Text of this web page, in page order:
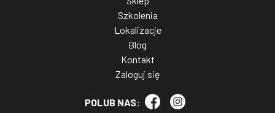
Szkolenia
Lokalizacje
Blog
Kontakt
Zaloguj się
POLUB NAS: